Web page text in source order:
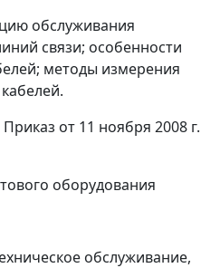
обслуживания
связи; особенности
методы измерения
от 11 ноября 2008 г.
оборудования
обслуживание,